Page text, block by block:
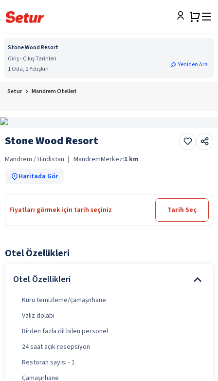
Stone Wood Resort
Giriş - Çıkış Tarihleri
1 Oda, 2 Yetişkin
Yeniden Ara
Setur Mandrem Otelleri
Stone Wood Resort
Mandrem / Hindistan | MandremMerkez:1 km
Haritada Gör
Fiyatları görmek için tarih seçiniz Tarih Seç
Otel Özellikleri
Otel Özellikleri
Kuru temizleme/çamaşırhane
Valiz dolabı
Birden fazla dil bilen personel
24 saat açık resepsiyon
Restoran sayısı - 1
Çamaşırhane